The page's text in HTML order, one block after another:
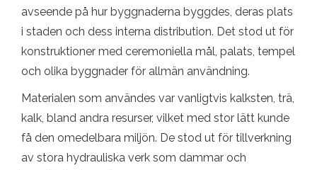
avseende på hur byggnaderna byggdes, deras plats
i staden och dess interna distribution. Det stod ut för
konstruktioner med ceremoniella mål, palats, tempel
och olika byggnader för allmän användning.
Materialen som användes var vanligtvis kalksten, trä,
kalk, bland andra resurser, vilket med stor lätt kunde
få den omedelbara miljön. De stod ut för tillverkning
av stora hydrauliska verk som dammar och